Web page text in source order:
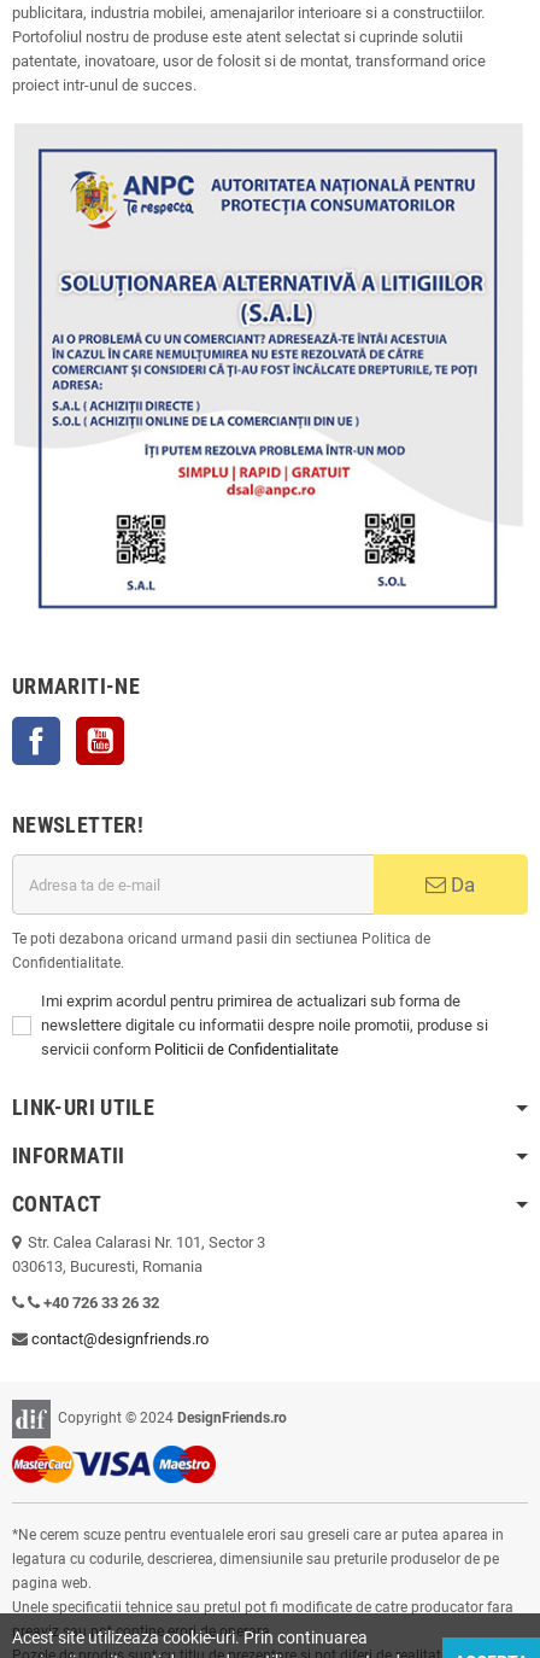
publicitara, industria mobilei, amenajarilor interioare si a constructiilor.
Portofoliul nostru de produse este atent selectat si cuprinde solutii
patentate, inovatoare, usor de folosit si de montat, transformand orice
proiect intr-unul de succes.
URMARITI-NE
Facebook
NEWSLETTER!
Da
Te poti dezabona oricand urmand pasii din sectiunea Politica de
Confidentialitate.
Imi exprim acordul pentru primirea de actualizari sub forma de
newslettere digitale cu informatii despre noile promotii, produse si
servicii conform Politicii de Confidentialitate
LINK-URI UTILE
INFORMATII
CONTACT
Str. Calea Calarasi Nr. 101, Sector 3
030613, Bucuresti, Romania
+40 726 33 26 32
contact@designfriends.ro
Copyright © 2024 DesignFriends.ro
*Ne cerem scuze pentru eventualele erori sau greseli care ar putea aparea in
legatura cu codurile, descrierea, dimensiunile sau preturile produselor de pe
pagina web.
Unele specificatii tehnice sau pretul pot fi modificate de catre producator fara
preaviz sau pot contine erori de operare.
Acest site utilizeaza cookie-uri. Prin continuarea